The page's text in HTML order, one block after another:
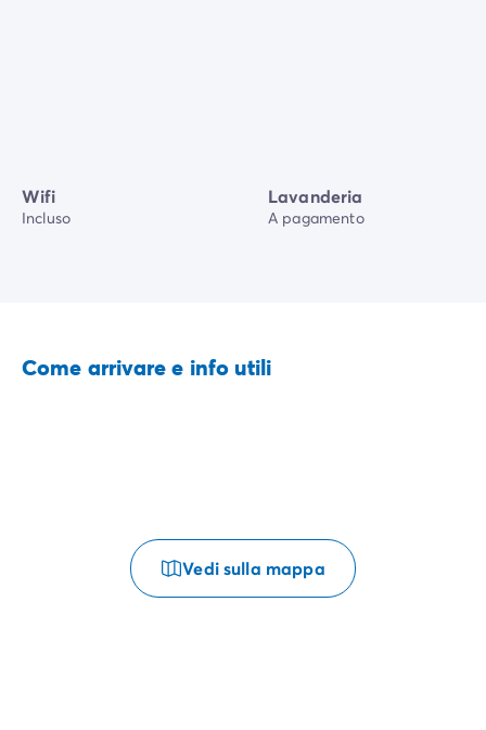
Wifi
Incluso
Lavanderia
A pagamento
Come arrivare e info utili
Vedi sulla mappa